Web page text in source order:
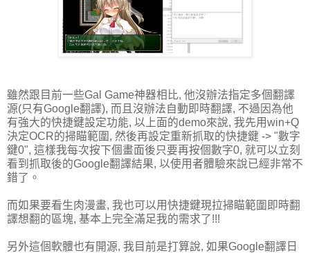
雖然跟目前一些Gal Game神器相比, 他沒辦法指定多個翻譯
源(只有Google翻譯), 而且沒辦法自動即時翻譯, 不過因為他
有強大的快捷鍵設定功能, 以上面的demo來說, 我先用win+Q
決定OCR的掃瞄範圍, 然後再設定重新抓取的快捷鍵 -> "數字
鍵0", 這樣我每次按下個畫面後只要再按個數字0, 就可以立刻
看到抓取後的Google翻譯結果, 以使用者體驗來說已經非常不
錯了。
而如果要看生肉漫畫, 我也可以用快捷鍵現拉掃瞄範圍即時翻
譯想翻的區塊, 基本上完全滿足我的需求了!!!
另外這個軟體也有開源, 我目前是打算說, 如果Google翻譯日